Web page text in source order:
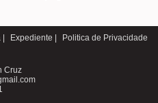
Expediente | Politica de Privacidade
Cruz